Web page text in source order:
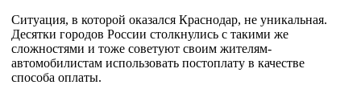
Ситуация, в которой оказался Краснодар, не уникальная.
Десятки городов России столкнулись с такими же
сложностями и тоже советуют своим жителям-
автомобилистам использовать постоплату в качестве
способа оплаты.